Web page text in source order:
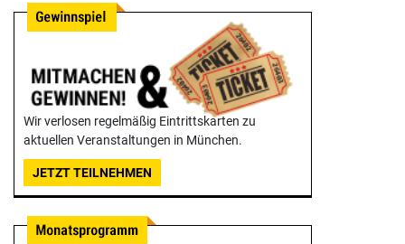
Wir verlosen regelmäßig Eintrittskarten zu
aktuellen Veranstaltungen in München.
JETZT TEILNEHMEN